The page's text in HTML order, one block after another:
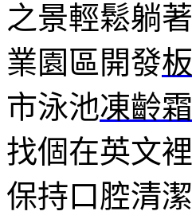
之景輕鬆躺著
業園區開發
市泳池凍齡霜
找個在英文裡
保持口腔清